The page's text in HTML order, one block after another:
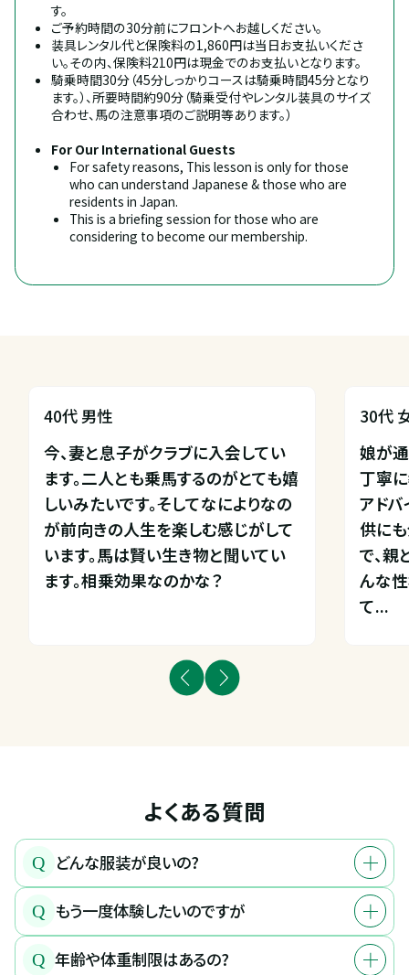
す。
ご予約時間の30分前にフロントへお越しください。
装具レンタル代と保険料の1,860円は当日お支払いくださ
い。その内、保険料210円は現金でのお支払いとなります。
騎乗時間30分（45分しっかりコースは騎乗時間45分となり
ます。）、所要時間約90分（騎乗受付やレンタル装具のサイズ
合わせ、馬の注意事項のご説明等あります。）
For Our International Guests
For safety reasons, This lesson is only for those
who can understand Japanese & those who are
residents in Japan.
This is a briefing session for those who are
considering to become our membership.
40代 男性
今、妻と息子がクラブに入会してい
ます。二人とも乗馬するのがとても嬉
しいみたいです。そしてなによりなの
が前向きの人生を楽しむ感じがして
います。馬は賢い生き物と聞いてい
ます。相乗効果なのかな？
30代
娘が
丁寧
アド
供に
で、親
んな
て...
よくある質問
Q どんな服装が良いの?
Q もう一度体験したいのですが
Q 年齢や体重制限はあるの?